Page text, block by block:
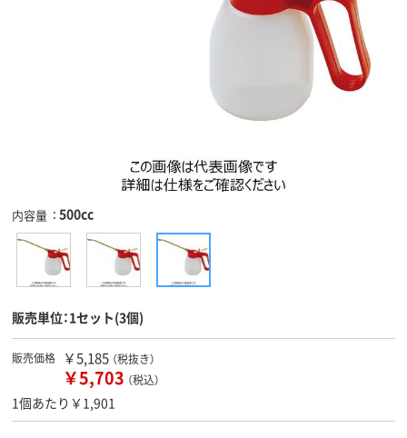
内容量 500cc
販売単位：1セット(3個)
販売価格 ￥5,185 （税抜き）
￥5,703 （税込）
1個あたり￥1,901